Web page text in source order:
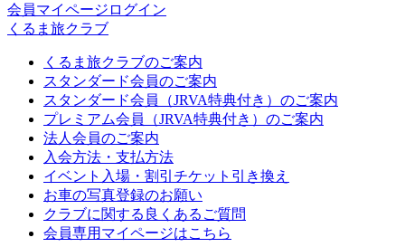
会員マイページログイン
くるま旅クラブ
くるま旅クラブのご案内
スタンダード会員のご案内
スタンダード会員（JRVA特典付き）のご案内
プレミアム会員（JRVA特典付き）のご案内
法人会員のご案内
入会方法・支払方法
イベント入場・割引チケット引き換え
お車の写真登録のお願い
クラブに関する良くあるご質問
会員専用マイページはこちら